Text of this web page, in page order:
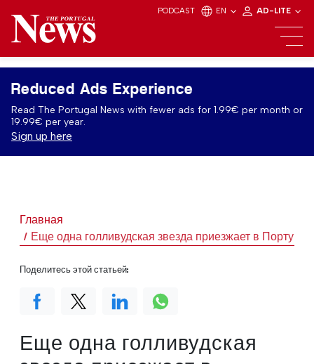
PODCAST EN AD-LITE
Reduced Ads Experience
Read The Portugal News with fewer ads for 1.99€ per month or
19.99€ per year.
Sign up here
Главная
Еще одна голливудская звезда приезжает в
Еще одна голливудская
Поделитесь этой статьей: